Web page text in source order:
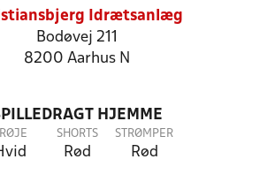
Idrætsanlæg
Bodøvej 211
8200 Aarhus N
HJEMME
SHORTS
Rød
STRØMPER
Rød